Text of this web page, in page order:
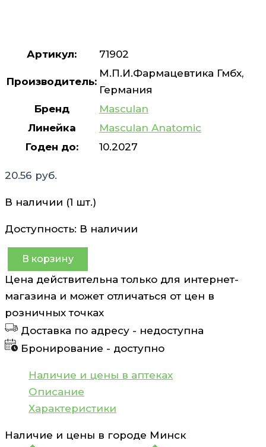
Артикул: 71902
Производитель:
М.П.И.Фармацевтика Гмбх,
Германия
Бренд
Masculan
Линейка
Masculan Anatomic
Годен до:
10.2027
20.56 руб.
В наличии (1 шт.)
Доступность: В наличии
Количество
товара
Презервативы
анатомической
формы
Masculan
Anatomic
В корзину
Цена действительна только для интернет-
магазина и может отличаться от цен в
розничных точках
Доставка по адресу - недоступна
Бронирование - доступно
Наличие и цены в аптеках
Описание
Характеристики
Наличие и цены в городе Минск